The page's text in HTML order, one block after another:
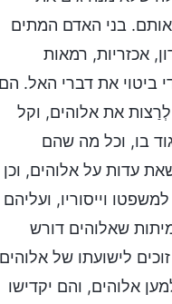
בני האדם המתים
אכזריות, רמאות
ביטוי את דברי האל.
את אלוהים, וקל
בו, וכל מה שהם
עדות על אלוהים, וכן
וייסוריו, ועליהם
שאלוהים דורש
לישועתו של
אלוהים, והם יקדישו